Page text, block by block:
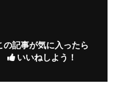
の記事が気に入ったら
いいねしよう！